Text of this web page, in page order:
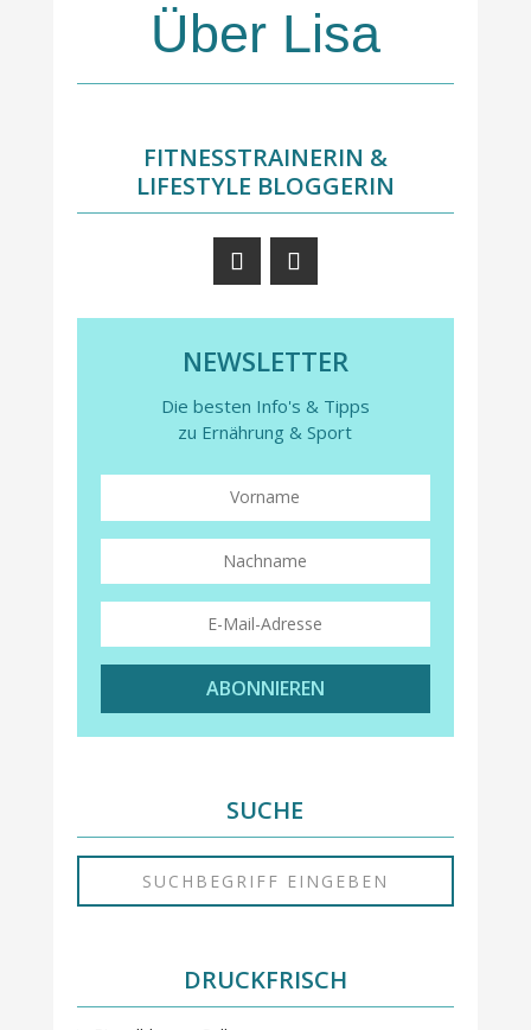
Über Lisa
FITNESSTRAINERIN &
LIFESTYLE BLOGGERIN
NEWSLETTER
Die besten Info's & Tipps
zu Ernährung & Sport
ABONNIEREN
SUCHE
DRUCKFRISCH